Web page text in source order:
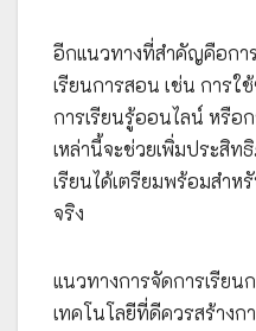
อีกแนวทางที่สำคัญคือกา
เรียนการสอน เช่น การใ
การเรียนรู้ออนไลน์ หรื
เหล่านี้จะช่วยเพิ่มประสิท
เรียนได้เตรียมพร้อมสำห
จริง
แนวทางการจัดการเรียน
เทคโนโลยีที่ดีควรสร้างก